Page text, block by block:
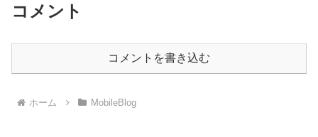
コメント
コメントを書き込む
ホーム MobileBlog